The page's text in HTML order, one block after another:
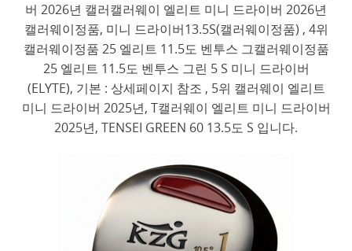
버 2026년 캘러캘러웨이 엘리트 미니 드라이버 2026년
캘러웨이정품, 미니 드라이버13.5S(캘러웨이정품) , 4위
캘러웨이정품 25 엘리트 11.5도 벤투스 그캘러웨이정품
25 엘리트 11.5도 벤투스 그린 5 S 미니 드라이버
(ELYTE), 기본 : 상세페이지 참조 , 5위 캘러웨이 엘리트
미니 드라이버 2025년, T캘러웨이 엘리트 미니 드라이버
2025년, TENSEI GREEN 60 13.5도 S 입니다.